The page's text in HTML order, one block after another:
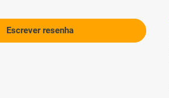
Escrever resenha